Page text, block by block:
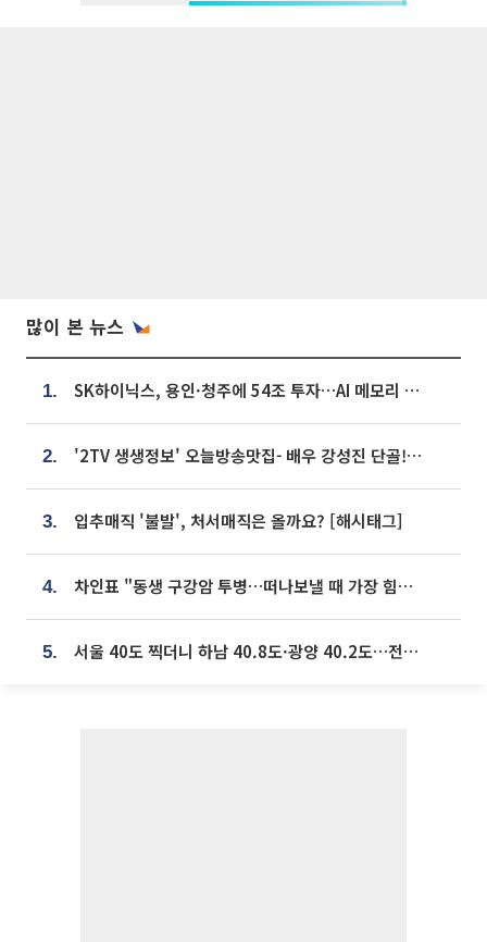
많이 본 뉴스
1. SK하이닉스, 용인·청주에 54조 투자…AI 메모리 생산기지 키운다
2. '2TV 생생정보' 오늘방송맛집- 배우 강성진 단골! 쌀국수ㆍ푸팟퐁 커리 맛집 '블○○○'
3. 입추매직 '불발', 처서매직은 올까요? [해시태그]
4. 차인표 "동생 구강암 투병…떠나보낼 때 가장 힘들었다”
5. 서울 40도 찍더니 하남 40.8도·광양 40.2도…전국 '펄펄'